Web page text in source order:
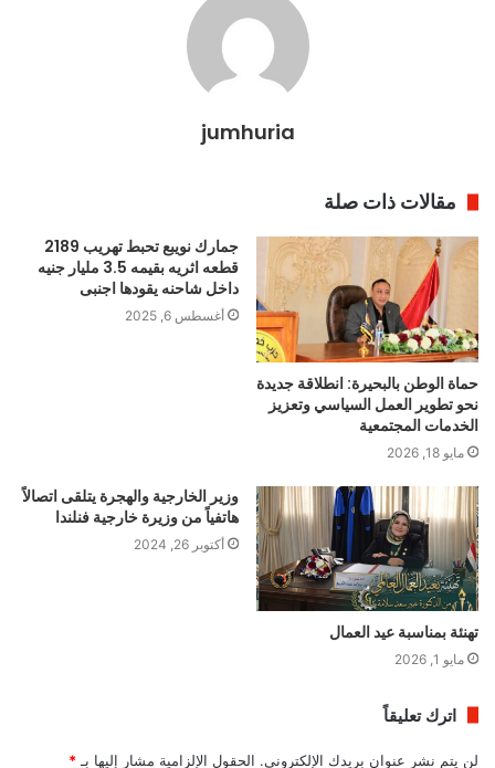
jumhuria
مقالات ذات صلة
حماة الوطن بالبحيرة: انطلاقة جديدة
نحو تطوير العمل السياسي وتعزيز
الخدمات المجتمعية
مايو 18, 2026
جمارك نويبع تحبط تهريب 2189
قطعه اثريه بقيمه 3.5 مليار جنيه
داخل شاحنه يقودها اجنبى
أغسطس 6, 2025
تهنئة بمناسبة عيد العمال
مايو 1, 2026
وزير الخارجية والهجرة يتلقى اتصالاً
هاتفياً من وزيرة خارجية فنلندا
أكتوبر 26, 2024
اترك تعليقاً
لن يتم نشر عنوان بريدك الإلكتروني. الحقول الإلزامية مشار إليها بـ *